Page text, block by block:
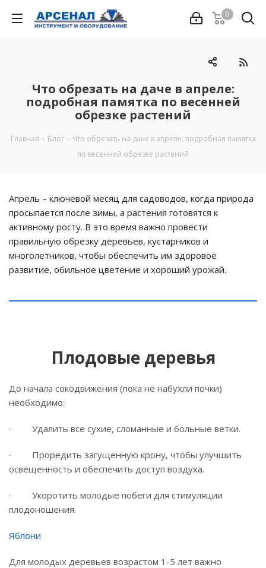
0
Что обрезать на даче в апреле:
подробная памятка по весенней
обрезке растений
Главная - Блог - Что обрезать на даче в апреле: подробная памятка
по весенней обрезке растений
Апрель – ключевой месяц для садоводов, когда природа
просыпается после зимы, а растения готовятся к
активному росту. В это время важно провести
правильную обрезку деревьев, кустарников и
многолетников, чтобы обеспечить им здоровое
развитие, обильное цветение и хороший урожай.
Плодовые деревья
До начала сокодвижения (пока не набухли почки)
необходимо:
· Удалить все сухие, сломанные и больные ветки.
· Проредить загущенную крону, чтобы улучшить
освещенность и обеспечить доступ воздуха.
· Укоротить молодые побеги для стимуляции
плодоношения.
Яблони
Для молодых деревьев возрастом 1-5 лет важно